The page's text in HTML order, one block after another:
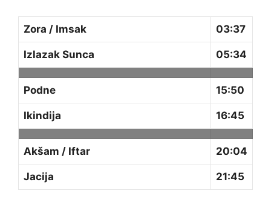
Zora / Imsak 03:37
Izlazak Sunca 05:34
Podne 15:50
Ikindija 16:45
Akšam / Iftar 20:04
Jacija 21:45